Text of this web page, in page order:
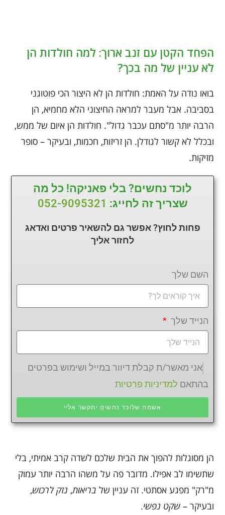
הפחד הקטן עם זנב ארוך: למה חולדות הן
לא עניין של מה בכך?
בואו נודה על האמת: חולדות הן לא היצור הכי פוטוגני
בסביבה. אבל מעבר למראה החיצוני הלא מחמיא, הן
הרבה יותר מ"סתם עכבר גדול". חולדות הן איום של ממש,
ובכלל לא קשור לגודלן. הן זריזות, חכמות, ובעיקר – סופר
מזיקות.
לוכד נחשים? בלי פאניקה! כל מה
שצריך זה לחייג: 052-9095321
פחות לחוץ? אפשר גם להשאיר פרטים ואדאג
לחזוראליך
השם שלך
הנייד שלך
אני מאשר/ת קבלת דיוור במייל ושימוש בפרטים
בהתאם למדיניות פרטיות
אשמח שלוכד נחשים יתקשר אליי
הן מסוגלות להפוך את הבית שלכם לשדה קרב אמיתי, בלי
שתשימו לב אפילו. מדובר פה על משהו הרבה יותר עמוק
מ"רק" מפגע אסתטי. זה עניין של בריאות, נזק לרכוש,
ובעיקר –שקט נפשי.